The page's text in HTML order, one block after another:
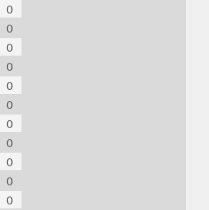
0
0
0
0
0
0
0
0
0
0
0